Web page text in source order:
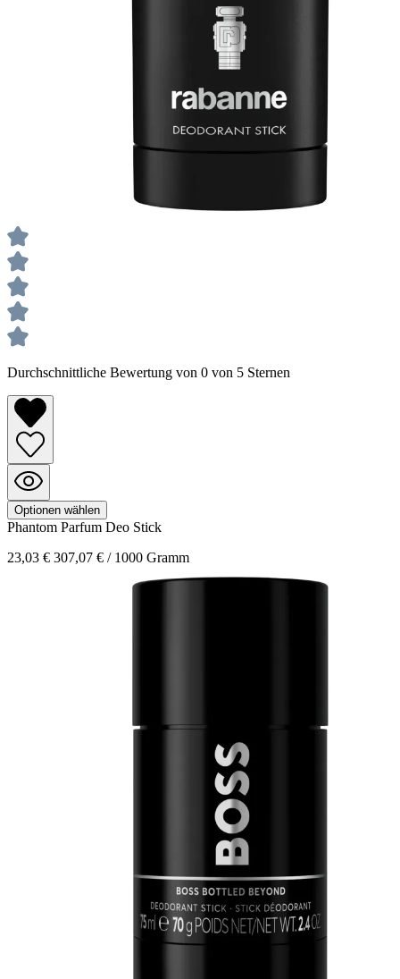
Durchschnittliche Bewertung von 0 von 5 Sternen
Optionen wählen
Phantom Parfum Deo Stick
23,03 € 307,07 € / 1000 Gramm